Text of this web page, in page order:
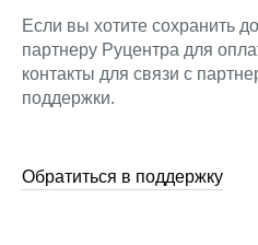
Если вы хотите сохранить
партнеру Руцентра для
контакты для связи с
поддержки.
Обратиться в поддержку